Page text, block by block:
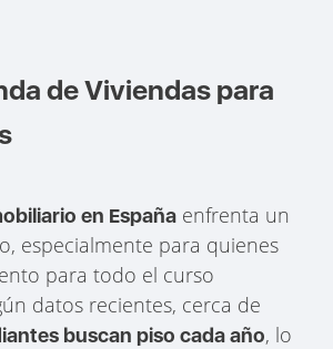
de Viviendas para
en España enfrenta un
especialmente para quienes
para todo el curso
datos recientes, cerca de
buscan piso cada año, lo